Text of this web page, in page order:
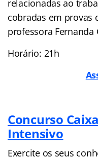
relacionadas ao
cobradas em provas
professora Fernanda
Horário: 21h
Concurso
Intensivo
Exercite os seus